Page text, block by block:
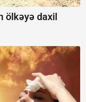
ölkəyə daxil